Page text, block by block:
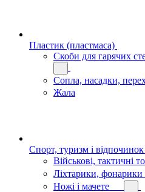
Пластик (пластмаса)
Скоби для гарячих
Сопла, насадки,
Жала
Спорт, туризм і відпочинок
Військові, тактичні
Ліхтарики, фонарики
Ножі і мачете